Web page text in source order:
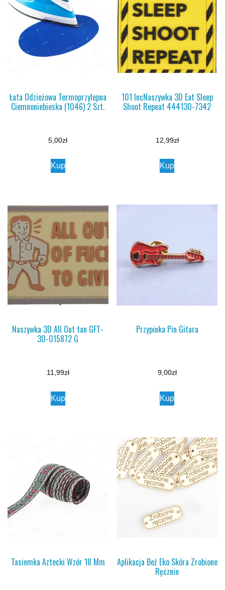
Łata Odzieżowa Termoprzylepna
Ciemnoniebieska (1046) 2 Szt.
5,00zł
Kup
101 IncNaszywka 3D Eat Sleep
Shoot Repeat 444130-7342
12,99zł
Kup
Naszywka 3D All Out tan GFT-
30-015872 G
11,99zł
Kup
Przypinka Pin Gitara
9,00zł
Kup
Tasiemka Aztecki Wzór 18 Mm Aplikacja Beż Eko Skóra Zrobione
Ręcznie